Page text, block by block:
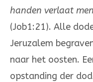
handen verlaat
(Job1:21). Alle
Jeruzalem
naar het oosten.
opstanding der